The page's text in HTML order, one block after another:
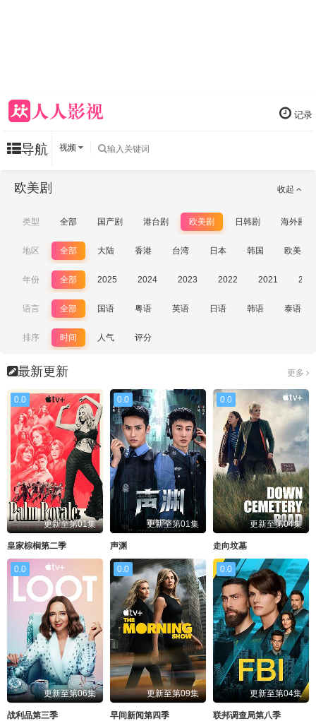
记录
导航 视频
收起
欧美剧
类型 全部 国产剧 港台剧 欧美剧 日韩剧 海外剧
地区 全部 大陆 香港 台湾 日本 韩国 欧美
年份 全部 2025 2024 2023 2022 2021
语言 全部 国语 粤语 英语 日语 韩语 泰语
排序 时间 人气 评分
最新更新 更多
0.0
更新至第01集
皇家棕榈第二季
0.0
更新至第01集
声渊
0.0
更新至第04集
走向坟墓
0.0
更新至第06集
战利品第三季
0.0
更新至第09集
早间新闻第四季
0.0
更新至第04集
联邦调查局第八季